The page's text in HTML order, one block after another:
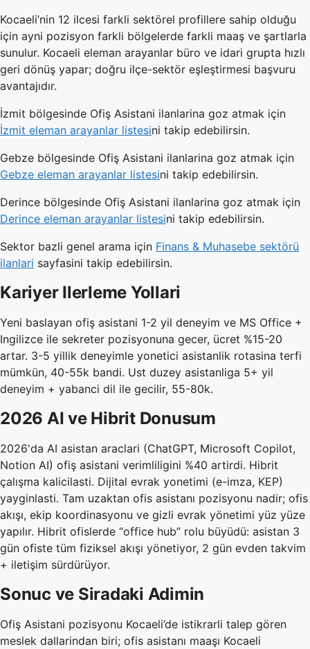
Kocaeli’nin 12 ilcesi farkli sektörel profillere sahip olduğu
için ayni pozisyon farkli bölgelerde farkli maaş ve şartlarla
sunulur. Kocaeli eleman arayanlar büro ve idari grupta hızlı
geri dönüş yapar; doğru ilçe-sektör eşleştirmesi başvuru
avantajıdır.
İzmit bölgesinde Ofiş Asistani ilanlarina goz atmak için
İzmit eleman arayanlar listesini takip edebilirsin.
Gebze bölgesinde Ofiş Asistani ilanlarina goz atmak için
Gebze eleman arayanlar listesini takip edebilirsin.
Derince bölgesinde Ofiş Asistani ilanlarina goz atmak için
Derince eleman arayanlar listesini takip edebilirsin.
Sektor bazli genel arama için Finans & Muhasebe sektörü
ilanlari sayfasini takip edebilirsin.
Kariyer Ilerleme Yollari
Yeni baslayan ofiş asistani 1-2 yil deneyim ve MS Office +
Ingilizce ile sekreter pozisyonuna gecer, ücret %15-20
artar. 3-5 yillik deneyimle yonetici asistanlik rotasina terfi
mümkün, 40-55k bandi. Ust duzey asistanliga 5+ yil
deneyim + yabanci dil ile gecilir, 55-80k.
2026 AI ve Hibrit Donusum
2026'da AI asistan araclari (ChatGPT, Microsoft Copilot,
Notion AI) ofiş asistani verimliligini %40 artirdi. Hibrit
çalışma kalicilasti. Dijital evrak yonetimi (e-imza, KEP)
yayginlasti. Tam uzaktan ofis asistanı pozisyonu nadir; ofis
akışı, ekip koordinasyonu ve gizli evrak yönetimi yüz yüze
yapılır. Hibrit ofislerde “office hub” rolu büyüdü: asistan 3
gün ofiste tüm fiziksel akışı yönetiyor, 2 gün evden takvim
+ iletişim sürdürüyor.
Sonuc ve Siradaki Adimin
Ofiş Asistani pozisyonu Kocaeli’de istikrarli talep gören
meslek dallarindan biri; ofis asistanı maaşı Kocaeli